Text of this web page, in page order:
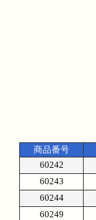
商品番号
60242
60243
60244
60249